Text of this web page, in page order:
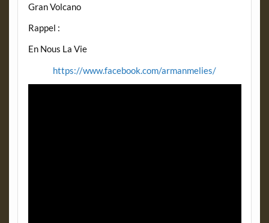
Gran Volcano
Rappel :
En Nous La Vie
https://www.facebook.com/armanmelies/